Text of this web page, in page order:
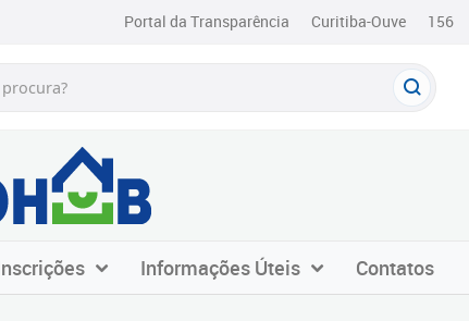
Portal da Transparência Curitiba-Ouve 156
Informações Úteis Contatos